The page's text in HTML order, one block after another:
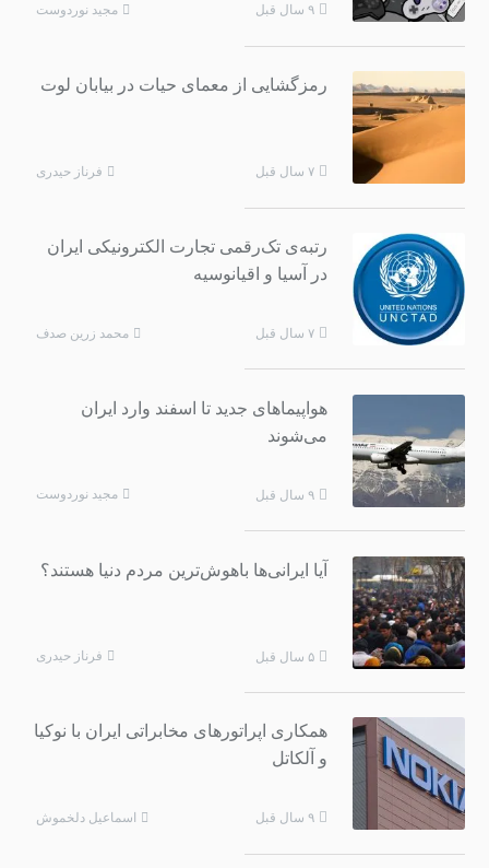
۹ سال قبل مجید نوردوست
رمزگشایی از معمای حیات در بیابان لوت
۷ سال قبل فرناز حیدری
رتبه‌ی تک‌رقمی تجارت الکترونیکی ایران
در آسیا و اقیانوسیه
۷ سال قبل محمد زرین صدف
هواپیماهای جدید تا اسفند وارد ایران
می‌شوند
۹ سال قبل مجید نوردوست
آیا ایرانی‌ها باهوش‌ترین مردم دنیا هستند؟
۵ سال قبل فرناز حیدری
همکاری‌ اپراتورهای مخابراتی ایران با نوکیا
و آلکاتل
۹ سال قبل اسماعیل دلخموش